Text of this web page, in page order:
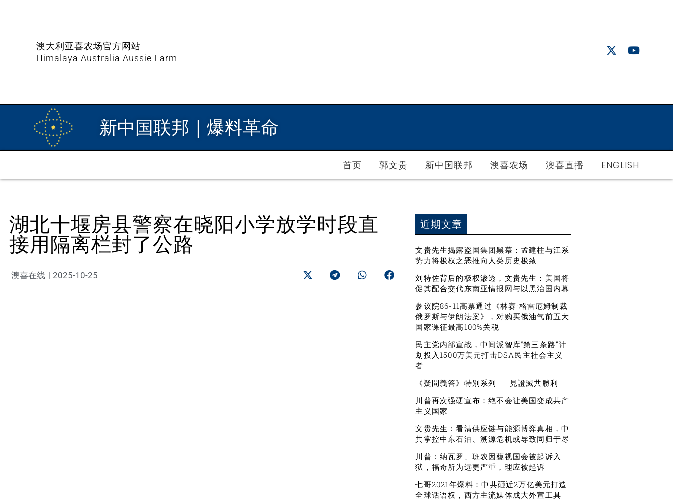
澳大利亚喜农场官方网站
Himalaya Australia Aussie Farm
新中国联邦｜爆料革命
首页 郭文贵 新中国联邦 澳喜农场 澳喜直播 ENGLISH
湖北十堰房县警察在晓阳小学放学时段直
接用隔离栏封了公路
澳喜在线 | 2025-10-25
近期文章
文贵先生揭露盗国集团黑幕：孟建柱与江系
势力将极权之恶推向人类历史极致
刘特佐背后的极权渗透，文贵先生：美国将
促其配合交代东南亚情报网与以黑治国内幕
参议院86-11高票通过《林赛·格雷厄姆制裁
俄罗斯与伊朗法案》，对购买俄油气前五大
国家课征最高100%关税
民主党内部宣战，中间派智库“第三条路”计
划投入1500万美元打击DSA民主社会主义
者
《疑問義答》特別系列——見證滅共勝利
川普再次强硬宣布：绝不会让美国变成共产
主义国家
文贵先生：看清供应链与能源博弈真相，中
共掌控中东石油、溯源危机或导致同归于尽
川普：纳瓦罗、班农因藐视国会被起诉入
狱，福奇所为远更严重，理应被起诉
七哥2021年爆料：中共砸近2万亿美元打造
全球话语权，西方主流媒体成大外宣工具